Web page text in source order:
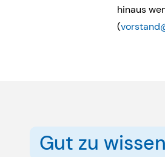
hinaus
(
Gut zu wissen